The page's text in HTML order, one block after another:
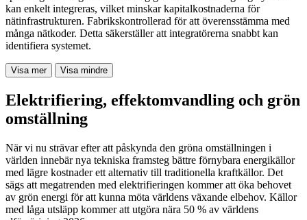
kan enkelt integreras, vilket minskar kapitalkostnaderna för
nätinfrastrukturen. Fabrikskontrollerad för att överensstämma med
många nätkoder. Detta säkerställer att integratörerna snabbt kan
identifiera systemet.
Visa mer Visa mindre
Elektrifiering, effektomvandling och grön
omställning
När vi nu strävar efter att påskynda den gröna omställningen i
världen innebär nya tekniska framsteg bättre förnybara energikällor
med lägre kostnader ett alternativ till traditionella kraftkällor. Det
sägs att megatrenden med elektrifieringen kommer att öka behovet
av grön energi för att kunna möta världens växande elbehov. Källor
med låga utsläpp kommer att utgöra nära 50 % av världens